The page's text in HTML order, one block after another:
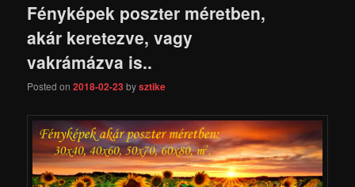
Fényképek poszter méretben,
akár keretezve, vagy
vakrámázva is..
Posted on2018-02-23bysztike